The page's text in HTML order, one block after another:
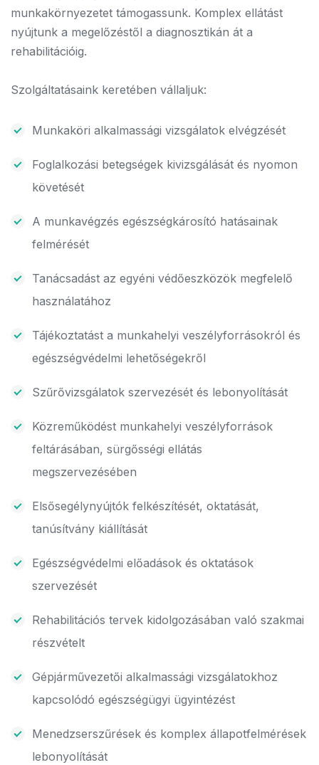
munkakörnyezetet támogassunk. Komplex ellátást
nyújtunk a megelőzéstől a diagnosztikán át a
rehabilitációig.
Szolgáltatásaink keretében vállaljuk:
Munkaköri alkalmassági vizsgálatok elvégzését
Foglalkozási betegségek kivizsgálását és nyomon
követését
A munkavégzés egészségkárosító hatásainak
felmérését
Tanácsadást az egyéni védőeszközök megfelelő
használatához
Tájékoztatást a munkahelyi veszélyforrásokról és
egészségvédelmi lehetőségekről
Szűrővizsgálatok szervezését és lebonyolítását
Közreműködést munkahelyi veszélyforrások
feltárásában, sürgősségi ellátás
megszervezésében
Elsősegélynyújtók felkészítését, oktatását,
tanúsítvány kiállítását
Egészségvédelmi előadások és oktatások
szervezését
Rehabilitációs tervek kidolgozásában való szakmai
részvételt
Gépjárművezetői alkalmassági vizsgálatokhoz
kapcsolódó egészségügyi ügyintézést
Menedzserszűrések és komplex állapotfelmérések
lebonyolítását